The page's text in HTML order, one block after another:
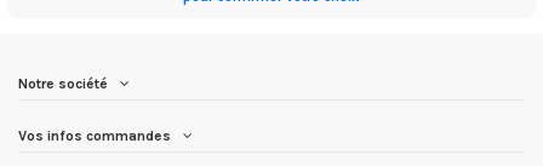
Notre société
Vos infos commandes